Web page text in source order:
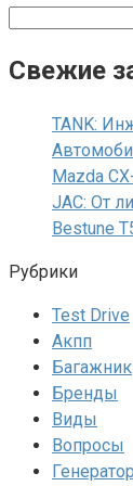
Свежие
TANK:
Mazda
JAC: От
Bestune
Рубрики
Test Drive
Акпп
Багажник
Бренды
Виды
Вопросы
Генератор